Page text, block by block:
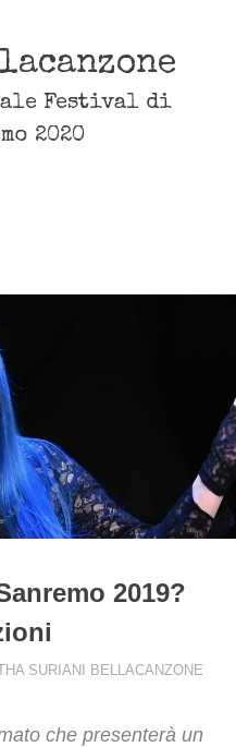
Festival di
2020
2019?
SURIANI BELLACANZONE
che presenterà un